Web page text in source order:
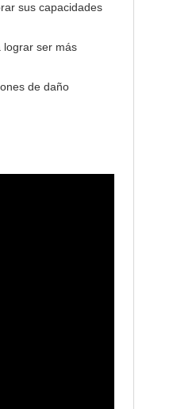
sus capacidades
lograr ser más
de daño